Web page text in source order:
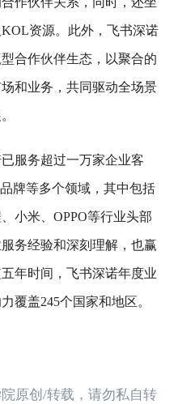
资源。此外，飞书深诺
合作伙伴生态，以聚合的
和业务，共同驱动全场景
服务超过一万家企业客
牌等多个领域，其中包括
小米、OPPO等行业头部
务经验和深刻理解，也赢
年时间，飞书深诺年度业
覆盖245个国家和地区。
原创/转载，请勿私自转